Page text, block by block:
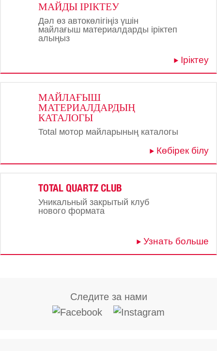
МАЙДЫ ІРІКТЕУ
Дәл өз автокөлігіңіз үшін
майлағыш материалдарды іріктеп
алыңыз
Іріктеу
МАЙЛАҒЫШ
МАТЕРИАЛДАРДЫҢ
КАТАЛОГЫ
Total мотор майларының каталогы
Көбірек білу
TOTAL QUARTZ CLUB
Уникальный закрытый клуб
нового формата
Узнать больше
Следите за нами